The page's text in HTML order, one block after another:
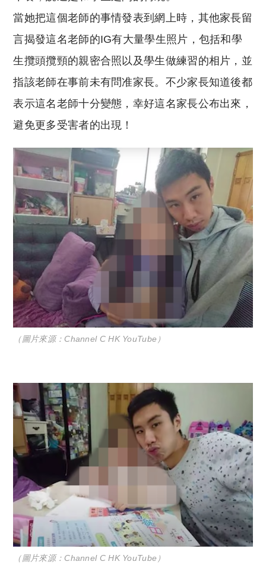
當她把這個老師的事情發表到網上時，其他家長留
言揭發這名老師的IG有大量學生照片，包括和學
生攬頭攬頸的親密合照以及學生做練習的相片，並
指該老師在事前未有問准家長。不少家長知道後都
表示這名老師十分變態，幸好這名家長公布出來，
避免更多受害者的出現！
（圖片來源：Channel C HK YouTube）
（圖片來源：Channel C HK YouTube）